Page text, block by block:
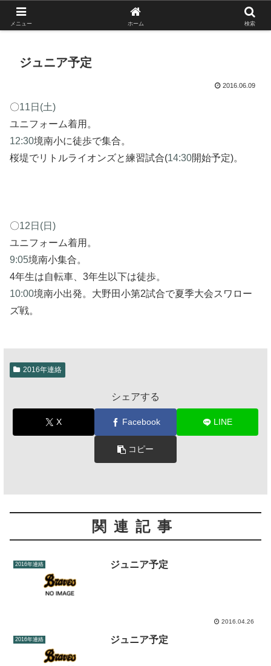
がんばれ！フルスイング！境南ブレーブス！
ジュニア予定
2016.06.09
〇11日(土)
ユニフォーム着用。
12:30境南小に徒歩で集合。
桜堤でリトルライオンズと練習試合(14:30開始予定)。
〇12日(日)
ユニフォーム着用。
9:05境南小集合。
4年生は自転車、3年生以下は徒歩。
10:00境南小出発。大野田小第2試合で夏季大会スワロー
ズ戦。
2016年連絡
シェアする
X Facebook LINE
コピー
関連記事
2016年連絡 ジュニア予定
2016.04.26
2016年連絡 ジュニア予定
メニュー ホーム 検索